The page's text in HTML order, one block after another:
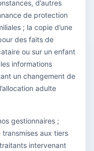
d’autres
de protection
; la copie d’une
des faits de
ou sur un enfant
informations
un changement de
adulte
gestionnaires ;
transmises aux tiers
intervenant